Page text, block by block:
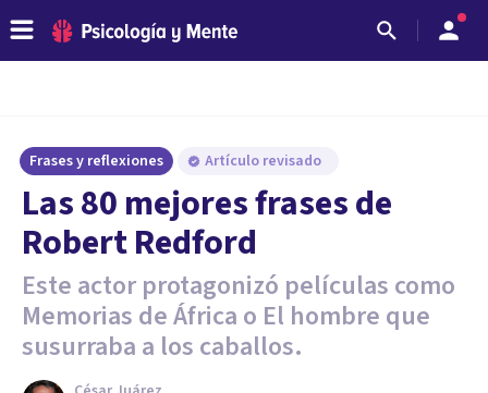
Frases y reflexiones Artículo revisado
Las 80 mejores frases de
Robert Redford
Este actor protagonizó películas como
Memorias de África o El hombre que
susurraba a los caballos.